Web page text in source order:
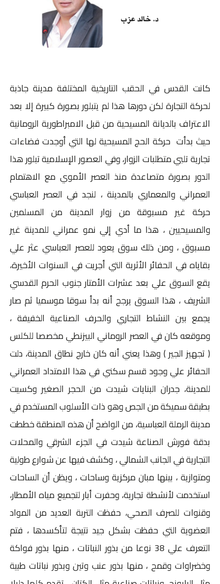
كانت القدس في الحقب التاريخية المختلفة مدينة جاذبة
لحركة التجارة لكن دورها هذا لم يتبلور بصورة كبيرة إلا بعد
الاعتراف بالديانة المسيحية من قبل الامبراطورية الرومانية
حيث بدأت حركة الحج المسيحية لها التي أوجدت فضاءات
تجارية تلبي متطلبات الزوار، وفي العصور الإسلامية تبلور هذا
الدور بصورة متصاعدة منذ العصر الأموي مع الاهتمام
العمراني والمعماري بالمدينة ، لنجد في العصر العباسي
حركة غير مسبوقة من زوار المدينة من المسلمين
والمسيحيين ، هذا ما أدي إلي نمو عمراني للمدينة غير
مسبوق ، ومن ذلك سوق يعود للعصر العباسي عثر علي
بقاياه في الحفائر الأثرية التي أجريت في السنوات الأخيرة،
يقع السوق علي بعد عشرات الأمتار جنوب الحرم القدسي
الشريف ، هذا السوق يرجح أنه بدأ سوقا موسميا ثم صار
يجمع بين النشاط التجاري والحرف الصناعية الخفيفة ،
وموقعه كان في العصر الروماني البيزنطي مخصصا للكلس
( تجهيز الجير ) وهذا يعني أنه كان خارج نطاق المدينة، دلت
الحفائر علي وجود قسم سكني في هذا الامتداد العمراني
للمدينة، جدران البنايات شيدت من الحجر الصغير وكسيت
بطبقة سميكة من الجص وهو ذات الأسلوب المستخدم في
مدينة الرملة العباسية، من الواضح أن هذه المنطقة خططت
بدقة فورش الصناعة شيدت في الجزء الشرقي والمحلات
التجارية في الجانب الشمالي ، وكشف فيها عن شوارع طولية
ومتوازية ، بينها مبان مركزية وساحات ، ويظن أن الساحات
استخدمت لأنشطة تجارية، وحفرت أبار لتجميع مياه الأمطار،
وقنوات للصرف الصحي، حفظت التربة العديد من المواد
العضوية التي حفظت بشكل جيد نتيجة لتأكسدها ، فتم
التعرف علي 38 نوعا من بذور النباتات ، منها بذور فواكة
وخضراوات وقمح ، منها بذور عنب وتين وبذور نباتات طبية